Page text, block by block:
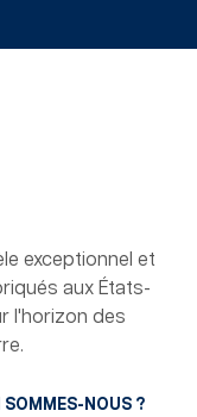
exceptionnel et
aux États-
l'horizon des
SOMMES-NOUS ?